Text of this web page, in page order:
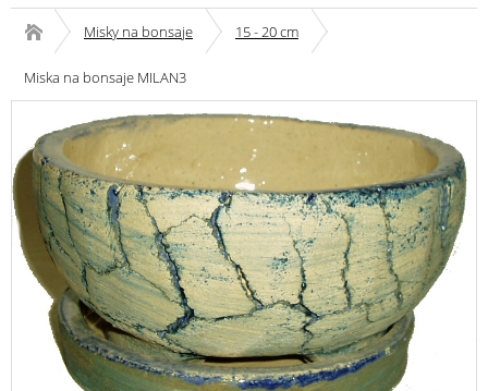
Misky na bonsaje 15 - 20 cm
Miska na bonsaje MILAN3